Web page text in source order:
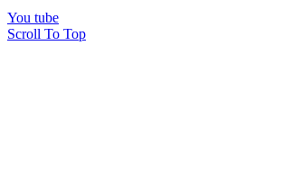
You tube
Scroll To Top